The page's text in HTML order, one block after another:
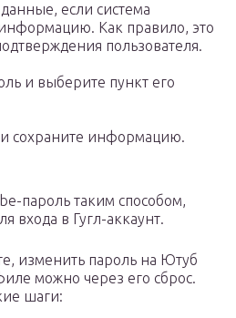
если система
Как правило, это
пользователя.
и выберите пункт его
сохраните информацию.
пароль таким способом,
входа в Гугл-аккаунт.
изменить пароль на Ютуб
можно через его сброс.
шаги: